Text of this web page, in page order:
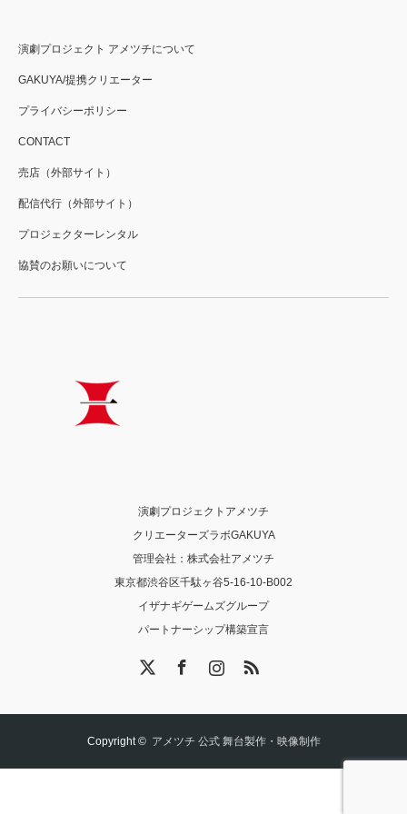
演劇プロジェクト アメツチについて
GAKUYA/提携クリエーター
プライバシーポリシー
CONTACT
売店（外部サイト）
配信代行（外部サイト）
プロジェクターレンタル
協賛のお願いについて
演劇プロジェクトアメツチ
クリエーターズラボGAKUYA
管理会社：株式会社アメツチ
東京都渋谷区千駄ヶ谷5-16-10-B002
イザナギゲームズグループ
パートナーシップ構築宣言
Copyright © アメツチ 公式 舞台製作・映像制作